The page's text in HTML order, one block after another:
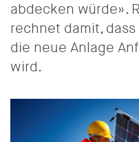
abdecken würde».
rechnet damit,
die neue Anlage
wird.